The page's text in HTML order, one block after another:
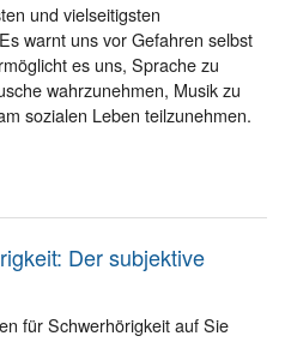
und vielseitigsten
warnt uns vor Gefahren selbst
es uns, Sprache zu
wahrzunehmen, Musik zu
sozialen Leben teilzunehmen.
Der subjektive
für Schwerhörigkeit auf Sie